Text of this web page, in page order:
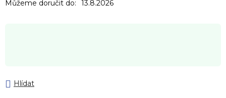
Můžeme doručit do: 13.8.2026
Hlídat